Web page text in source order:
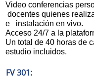
Video conferencias
docentes quienes
e instalación en vivo.
Acceso 24/7 a la
Un total de 40 horas de
estudio incluidos.
FV 301: